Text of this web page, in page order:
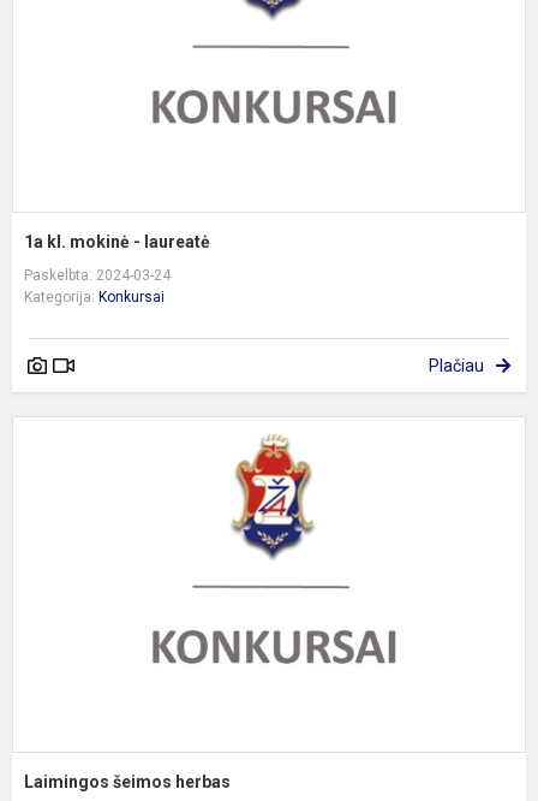
1a kl. mokinė - laureatė
Paskelbta: 2024-03-24
Kategorija: Konkursai
Plačiau
Laimingos šeimos herbas